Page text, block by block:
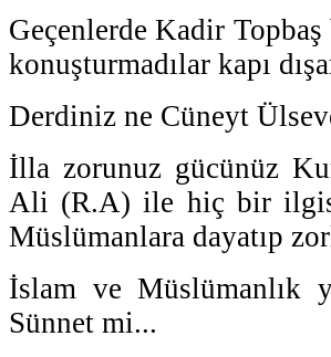
Geçenlerde Kadir
konuşturmadılar kapı
Derdiniz ne Cüneyt
İlla zorunuz gücünüz
Ali (R.A) ile hiç bir ilgisi
Müslümanlara dayatıp
İslam ve
Sünnet mi...